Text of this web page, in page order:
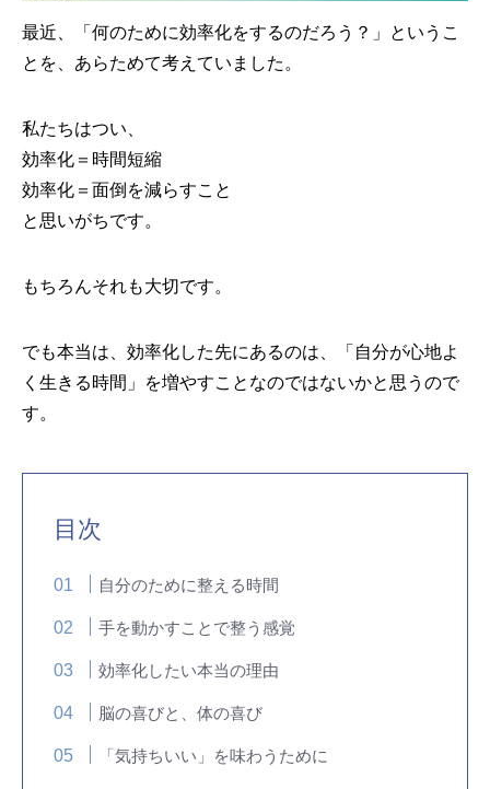
最近、「何のために効率化をするのだろう？」というこ
とを、あらためて考えていました。
私たちはつい、
効率化＝時間短縮
効率化＝面倒を減らすこと
と思いがちです。
もちろんそれも大切です。
でも本当は、効率化した先にあるのは、「自分が心地よ
く生きる時間」を増やすことなのではないかと思うので
す。
目次
自分のために整える時間
手を動かすことで整う感覚
効率化したい本当の理由
脳の喜びと、体の喜び
「気持ちいい」を味わうために